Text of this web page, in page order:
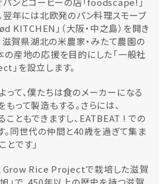
翌年には北欧発のパン料理スモーブ
KITCHEN」（大阪・中之島）を開き
滋賀県湖北の米農家・みたて農園の
の産地の応援を目的にした「一般社
を設立します。
て、僕たちは食のメーカーになる
って製造もする。さらには、
ともできますし、EATBEAT ! での
。同世代の仲間と40歳を過ぎて集ま
です」
Grow Rice Projectで栽培した滋賀